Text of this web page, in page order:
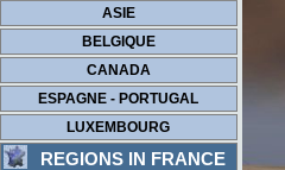
ASIE
BELGIQUE
CANADA
ESPAGNE - PORTUGAL
LUXEMBOURG
REGIONS IN FRANCE